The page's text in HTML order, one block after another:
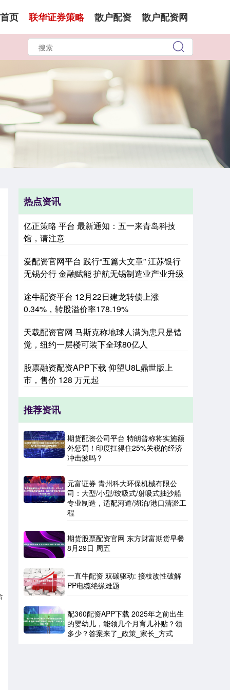
首页 联华证券策略 散户配资 散户配资网
热点资讯
亿正策略 平台 最新通知：五一来青岛科技
馆，请注意
爱配资官网平台 践行“五篇大文章” 江苏银行
无锡分行 金融赋能 护航无锡制造业产业升级
途牛配资平台 12月22日建龙转债上涨
0.34%，转股溢价率178.19%
天载配资官网 马斯克称地球人满为患只是错
觉，纽约一层楼可装下全球80亿人
股票融资配资APP下载 仰望U8L鼎世版上
市，售价 128 万元起
推荐资讯
期货配资公司平台 特朗普称将实施额
外惩罚！印度扛得住25%关税的经济
冲击波吗？
元富证券 青州科大环保机械有限公
司：大型/小型/绞吸式/射吸式抽沙船
专业制造，适配河道/湖泊/港口清淤工
程
期货股票配资官网 东方财富期货早餐
8月29日 周五
一直牛配资 双碳驱动: 接枝改性破解
PP电缆绝缘难题
配360配资APP下载 2025年之前出生
的婴幼儿，能领几个月育儿补贴？领
多少？答案来了_政策_家长_方式